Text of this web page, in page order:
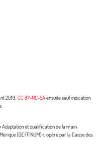
2019.CC BY-NC-SAensuite sauf indication
Adaptation et qualification de la main
(DEFFINUM) », opéré par la Caisse des